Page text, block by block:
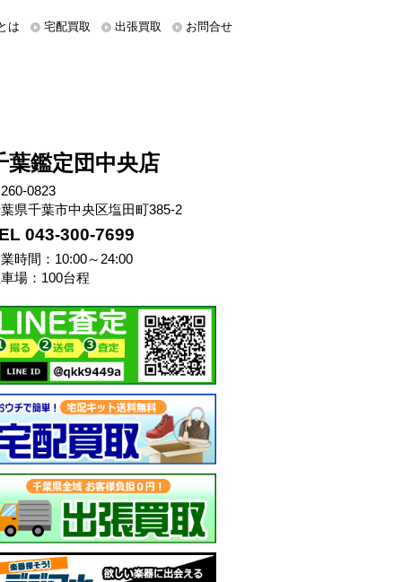
は 宅配買取 出張買取 お問合せ
葉鑑定団中央店
0823
県千葉市中央区塩田町385-2
043-300-7699
時間：10:00～24:00
場：100台程